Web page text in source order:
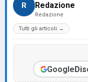
R Redazione
Redazione
Tutti gli articoli →
Google